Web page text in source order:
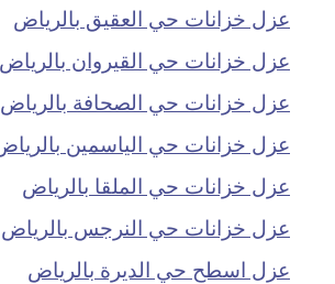
عزل خزانات حي العقيق بالرياض
عزل خزانات حي القيروان بالرياض
عزل خزانات حي الصحافة بالرياض
عزل خزانات حي الياسمين
عزل خزانات حي الملقا بالرياض
عزل خزانات حي النرجس بالرياض
عزل اسطح حي الديرة بالرياض